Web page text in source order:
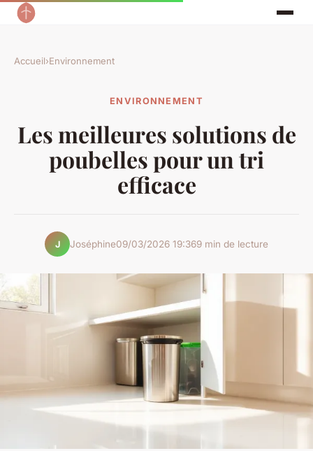
Accueil›Environnement
ENVIRONNEMENT
Les meilleures solutions de
poubelles pour un tri
efficace
J Joséphine09/03/2026 19:369 min de lecture